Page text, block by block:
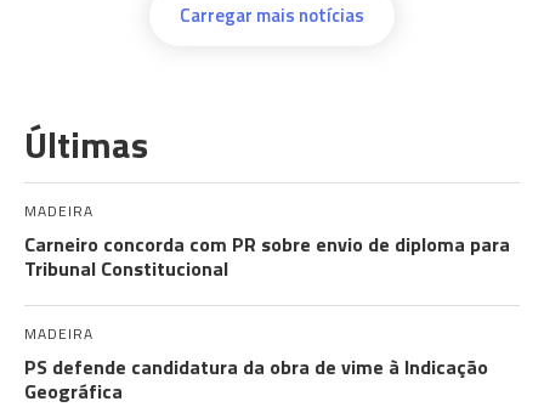
Carregar mais notícias
Últimas
MADEIRA
Carneiro concorda com PR sobre envio de diploma para
Tribunal Constitucional
MADEIRA
PS defende candidatura da obra de vime à Indicação
Geográfica